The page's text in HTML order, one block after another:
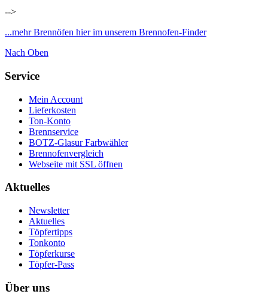
-->
...mehr Brennöfen hier im unserem Brennofen-Finder
Nach Oben
Service
Mein Account
Lieferkosten
Ton-Konto
Brennservice
BOTZ-Glasur Farbwähler
Brennofenvergleich
Webseite mit SSL öffnen
Aktuelles
Newsletter
Aktuelles
Töpfertipps
Tonkonto
Töpferkurse
Töpfer-Pass
Über uns